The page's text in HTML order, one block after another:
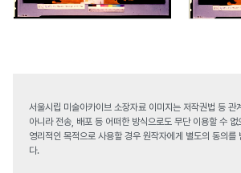
서울시립 미술아카이브 소장자료 이미지는 저작권법 등 관
아니라 전송, 배포 등 어떠한 방식으로도 무단 이용할 수 없
영리적인 목적으로 사용할 경우 원작자에게 별도의 동의를
다.